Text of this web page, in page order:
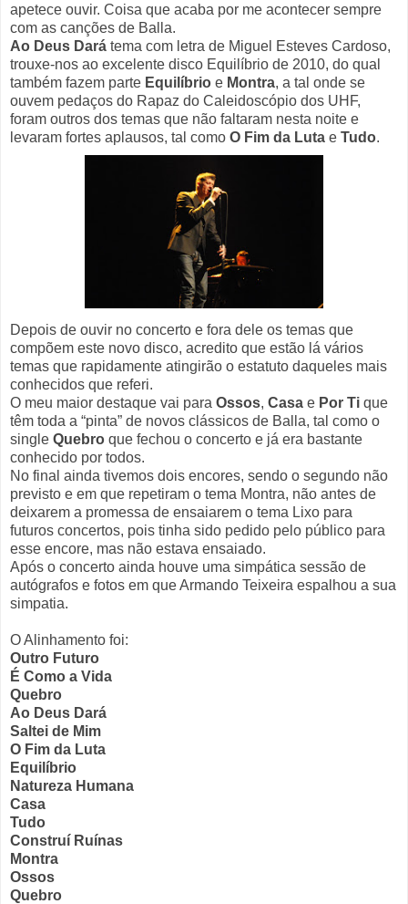
apetece ouvir. Coisa que acaba por me acontecer sempre
com as canções de Balla.
Ao Deus Dará tema com letra de Miguel Esteves Cardoso,
trouxe-nos ao excelente disco Equilíbrio de 2010, do qual
também fazem parte Equilíbrio e Montra, a tal onde se
ouvem pedaços do Rapaz do Caleidoscópio dos UHF,
foram outros dos temas que não faltaram nesta noite e
levaram fortes aplausos, tal como O Fim da Luta e Tudo.
Depois de ouvir no concerto e fora dele os temas que
compõem este novo disco, acredito que estão lá vários
temas que rapidamente atingirão o estatuto daqueles mais
conhecidos que referi.
O meu maior destaque vai para Ossos, Casa e Por Ti que
têm toda a “pinta” de novos clássicos de Balla, tal como o
single Quebro que fechou o concerto e já era bastante
conhecido por todos.
No final ainda tivemos dois encores, sendo o segundo não
previsto e em que repetiram o tema Montra, não antes de
deixarem a promessa de ensaiarem o tema Lixo para
futuros concertos, pois tinha sido pedido pelo público para
esse encore, mas não estava ensaiado.
Após o concerto ainda houve uma simpática sessão de
autógrafos e fotos em que Armando Teixeira espalhou a sua
simpatia.
O Alinhamento foi:
Outro Futuro
É Como a Vida
Quebro
Ao Deus Dará
Saltei de Mim
O Fim da Luta
Equilíbrio
Natureza Humana
Casa
Tudo
Construí Ruínas
Montra
Ossos
Quebro